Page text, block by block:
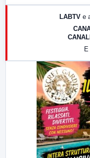
LABTV e